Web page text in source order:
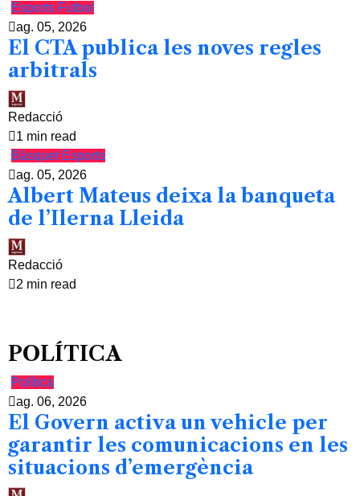
Esports Futbol
ag. 05, 2026
El CTA publica les noves regles
arbitrals
Redacció
1 min read
Bàsquet Esports
ag. 05, 2026
Albert Mateus deixa la banqueta
de l’Ilerna Lleida
Redacció
2 min read
POLÍTICA
Política
ag. 06, 2026
El Govern activa un vehicle per
garantir les comunicacions en les
situacions d’emergència